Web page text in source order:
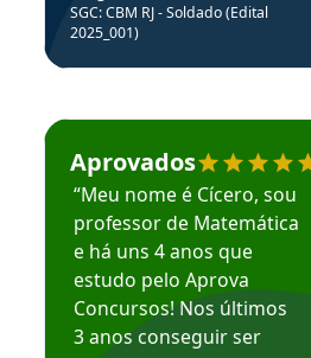
em depoimento
SGC: CBM RJ - Soldado (Edital
2025_001)
Estudante Cicero recomenda o
Aprovados
“Meu nome é Cícero, sou
professor de Matemática
e há uns 4 anos que
estudo pelo Aprova
Concursos! Nos últimos
3 anos conseguir ser